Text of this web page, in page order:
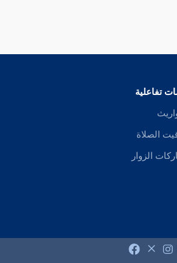
تفاعلية
الصلاة
الزوار